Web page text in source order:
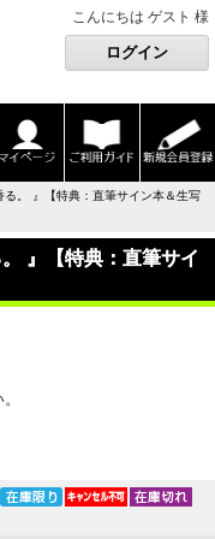
こんにちは ゲスト 様
。 』【特典：直筆サイン本＆生写
』【特典：直筆サイ